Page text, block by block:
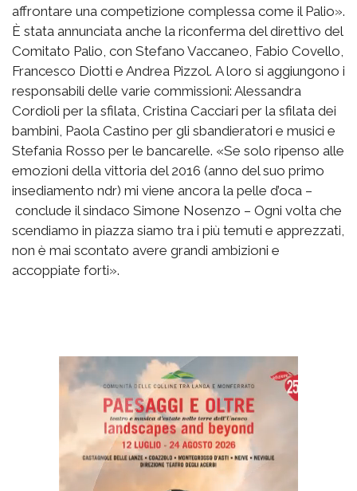
affrontare una competizione complessa come il Palio».
È stata annunciata anche la riconferma del direttivo del
Comitato Palio, con Stefano Vaccaneo, Fabio Covello,
Francesco Diotti e Andrea Pizzol. A loro si aggiungono i
responsabili delle varie commissioni: Alessandra
Cordioli per la sfilata, Cristina Cacciari per la sfilata dei
bambini, Paola Castino per gli sbandieratori e musici e
Stefania Rosso per le bancarelle. «Se solo ripenso alle
emozioni della vittoria del 2016 (anno del suo primo
insediamento ndr) mi viene ancora la pelle d’oca –
conclude il sindaco Simone Nosenzo – Ogni volta che
scendiamo in piazza siamo tra i più temuti e apprezzati,
non è mai scontato avere grandi ambizioni e
accoppiate forti».